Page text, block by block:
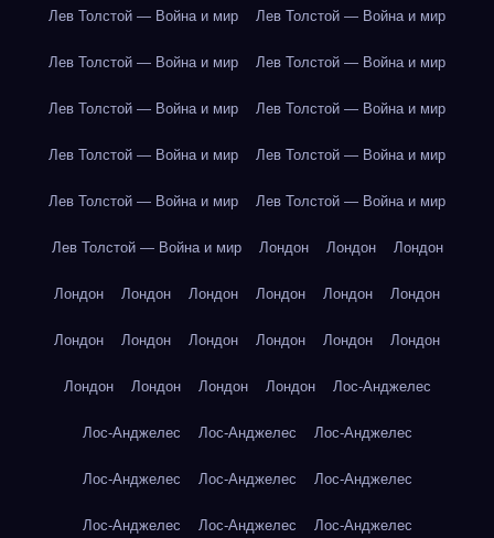
Лев Толстой — Война и мир Лев Толстой — Война и мир
Лев Толстой — Война и мир Лев Толстой — Война и мир
Лев Толстой — Война и мир Лев Толстой — Война и мир
Лев Толстой — Война и мир Лев Толстой — Война и мир
Лев Толстой — Война и мир Лев Толстой — Война и мир
Лев Толстой — Война и мир Лондон Лондон Лондон
Лондон Лондон Лондон Лондон Лондон Лондон
Лондон Лондон Лондон Лондон Лондон Лондон
Лондон Лондон Лондон Лондон Лос-Анджелес
Лос-Анджелес Лос-Анджелес Лос-Анджелес
Лос-Анджелес Лос-Анджелес Лос-Анджелес
Лос-Анджелес Лос-Анджелес Лос-Анджелес